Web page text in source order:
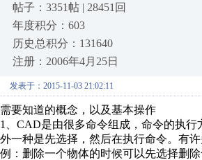
帖子：3351帖 | 28451回
年度积分：603
历史总积分：131640
注册：2006年4月25日
发表于：2015-11-03 21:02:11
需要知道的概念，以及基本操作
1、CAD是由很多命令组成，命令的执
外一种是先选择，然后在执行命令。有
例：删除一个物体的时候可以先选择删